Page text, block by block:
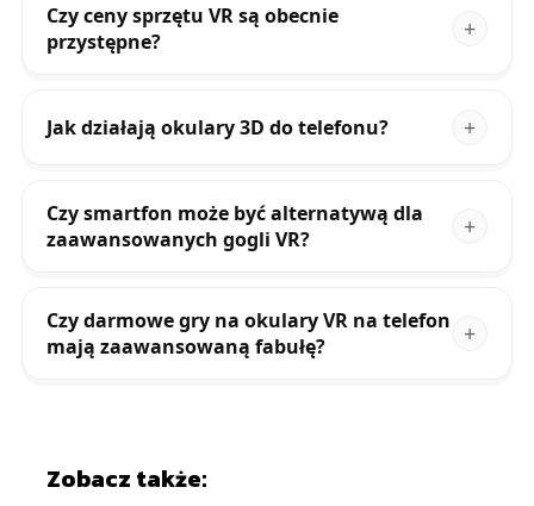
Czy ceny sprzętu VR są obecnie
przystępne?
Jak działają okulary 3D do telefonu?
Czy smartfon może być alternatywą dla
zaawansowanych gogli VR?
Czy darmowe gry na okulary VR na telefon
mają zaawansowaną fabułę?
Zobacz także: